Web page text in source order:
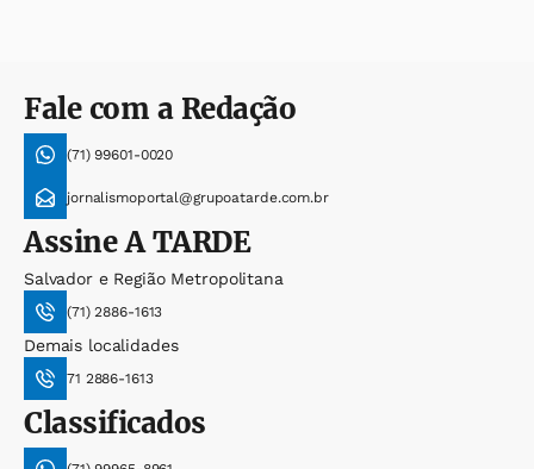
Fale com a Redação
(71) 99601-0020
jornalismoportal@grupoatarde.com.br
AssineA TARDE
Salvador e Região Metropolitana
(71) 2886-1613
Demais localidades
71 2886-1613
Classificados